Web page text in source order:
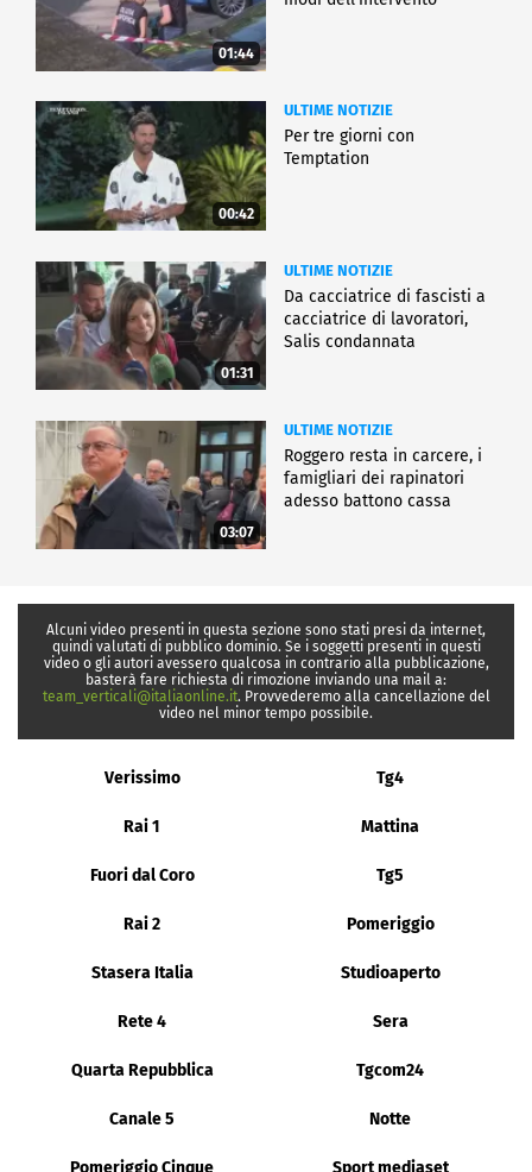
01:44
00:42
ULTIME NOTIZIE
Per tre giorni con
Temptation
01:31
ULTIME NOTIZIE
Da cacciatrice di fascisti a
cacciatrice di lavoratori,
Salis condannata
03:07
ULTIME NOTIZIE
Roggero resta in carcere, i
famigliari dei rapinatori
adesso battono cassa
Alcuni video presenti in questa sezione sono stati presi da internet,
quindi valutati di pubblico dominio. Se i soggetti presenti in questi
video o gli autori avessero qualcosa in contrario alla pubblicazione,
basterà fare richiesta di rimozione inviando una mail a:
team_verticali@italiaonline.it. Provvederemo alla cancellazione del
video nel minor tempo possibile.
Verissimo Tg4
Rai 1 Mattina
Fuori dal Coro Tg5
Rai 2 Pomeriggio
Stasera Italia Studioaperto
Rete 4 Sera
Quarta Repubblica Tgcom24
Canale 5 Notte
Pomeriggio Cinque Sport mediaset